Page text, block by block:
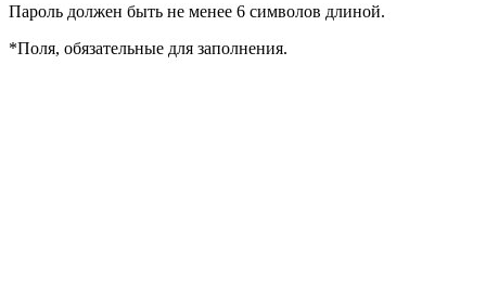
Пароль должен быть не менее 6 символов длиной.
*Поля, обязательные для заполнения.